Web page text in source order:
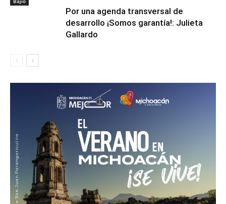
Por una agenda transversal de
desarrollo ¡Somos garantía!: Julieta
Gallardo